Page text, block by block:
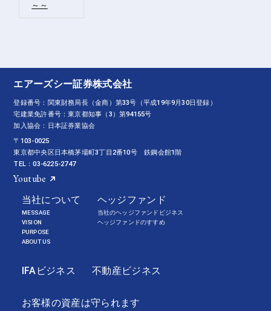
～～
エアーズシー証券株式会社
登録番号：関東財務局長（金商）第33号（平成19年9月30日登録）
宅建業免許番号：東京都知事（3）第94155号
加入協会：日本証券業協会
〒103-0025
東京都中央区日本橋茅場町3丁目2番10号 鉄鋼会館1階
TEL：03-6225-2747
Youtube
当社について
MESSAGE
VISION
PURPOSE
ABOUT US
ヘッジファンド
当社のヘッジファンドビジネス
ヘッジファンドのすすめ
IFAビジネス 不動産ビジネス
お客様の資産は守られます